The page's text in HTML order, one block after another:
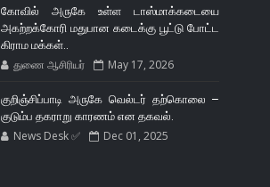
கோவில் அருகே உள்ள டாஸ்மாக்கடையை
அகற்றக்கோரி மதுபான கடைக்கு பூட்டு போட்ட
கிராம மக்கள்..
துணை ஆசிரியர் May 17, 2026
குறிஞ்சிப்பாடி அருகே வெல்டர் தற்கொலை –
குடும்ப தகராறு காரணம் என தகவல்.
News Desk ✅ Dec 01, 2025